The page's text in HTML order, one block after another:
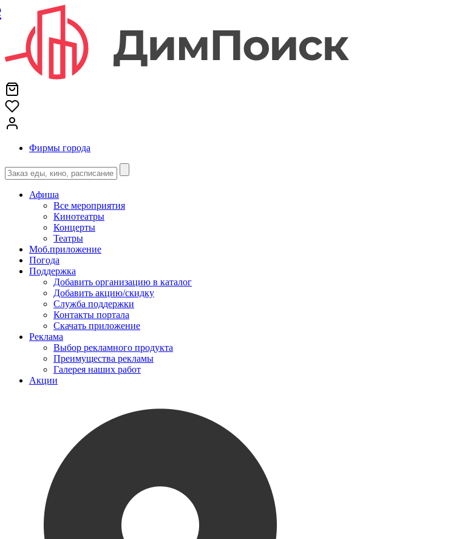
Фирмы города
Афиша
Все мероприятия
Кинотеатры
Концерты
Театры
Моб.приложение
Погода
Поддержка
Добавить организацию в каталог
Добавить акцию/скидку
Служба поддержки
Контакты портала
Скачать приложение
Реклама
Выбор рекламного продукта
Преимущества рекламы
Галерея наших работ
Акции